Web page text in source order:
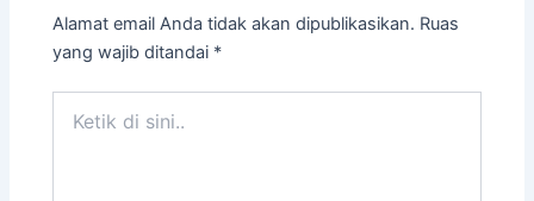
Alamat email Anda tidak akan dipublikasikan. Ruas
yang wajib ditandai *